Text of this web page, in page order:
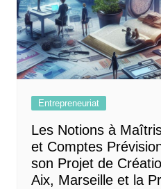
Entrepreneuriat
Les Notions à
et Comptes
son Projet de
Aix, Marseille et la